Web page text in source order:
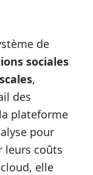
de
sociales
,
des
plateforme
pour
leurs coûts
elle